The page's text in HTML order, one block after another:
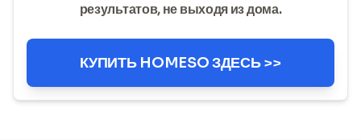
результатов, не выходя из дома.
КУПИТЬ HOMESO ЗДЕСЬ >>